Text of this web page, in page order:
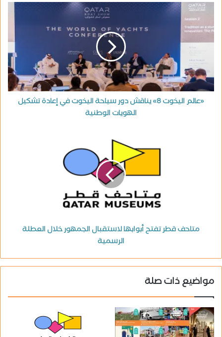
«عالم اليخوت 8» يناقش دور سياحة اليخوت في إعادة تشكيل
الهويات الوطنية
متاحف قطر تفتح أبوابها لاستقبال الجمهور خلال العطلة
الرسمية
مواضيع ذات صلة